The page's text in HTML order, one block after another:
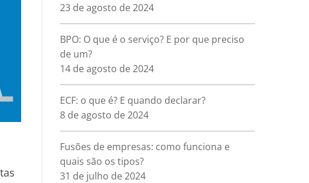
23 de agosto de 2024
BPO: O que é o serviço? E por que preciso
de um?
14 de agosto de 2024
ECF: o que é? E quando declarar?
8 de agosto de 2024
Fusões de empresas: como funciona e
quais são os tipos?
31 de julho de 2024